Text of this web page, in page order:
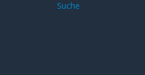
Suche